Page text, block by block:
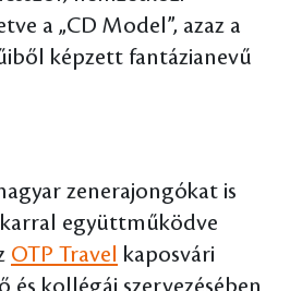
a „CD Model”, azaz a
képzett fantázianevű
zenerajongókat is
együttműködve
OTP Travel kaposvári